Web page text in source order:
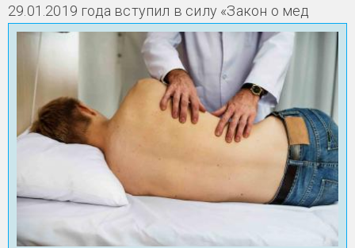
29.01.2019 года вступил в силу «Закон о мед